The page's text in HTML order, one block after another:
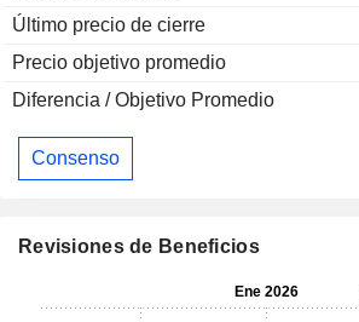
Último precio de cierre
Precio objetivo promedio
Diferencia / Objetivo Promedio
Consenso
Revisiones de Beneficios